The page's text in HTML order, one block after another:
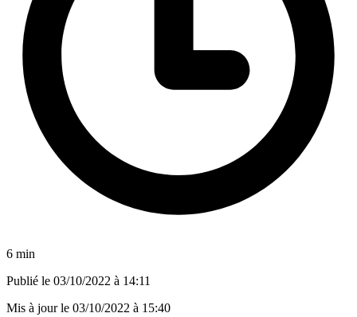
6 min
Publié le 03/10/2022 à 14:11
Mis à jour le 03/10/2022 à 15:40